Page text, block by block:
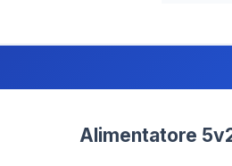
Alimentatore